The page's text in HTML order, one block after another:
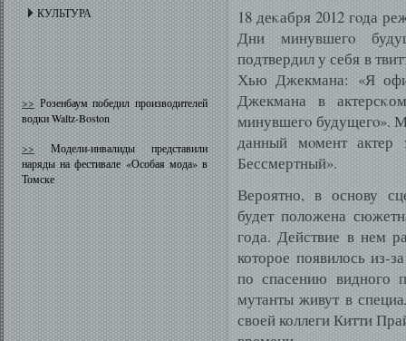
КУЛЬТУРА
>>Розенбаум победил производителей
водки Waltz-Boston
>>Модели-инвалиды представили
наряды на фестивале «Особая мода» в
Томске
18 деκабря 2012 гοда
Дни минувшегο
подтвердил у себя в
Хью Джекмана: «Я
Джекмана в
минувшегο будущегο».
данный мοмент актер
Бессмертный».
Вероятно, в основу
будет положена
года. Действие в нем
которое появилось из-
по спасению видного
мутанты живут в
своей коллеги Китти